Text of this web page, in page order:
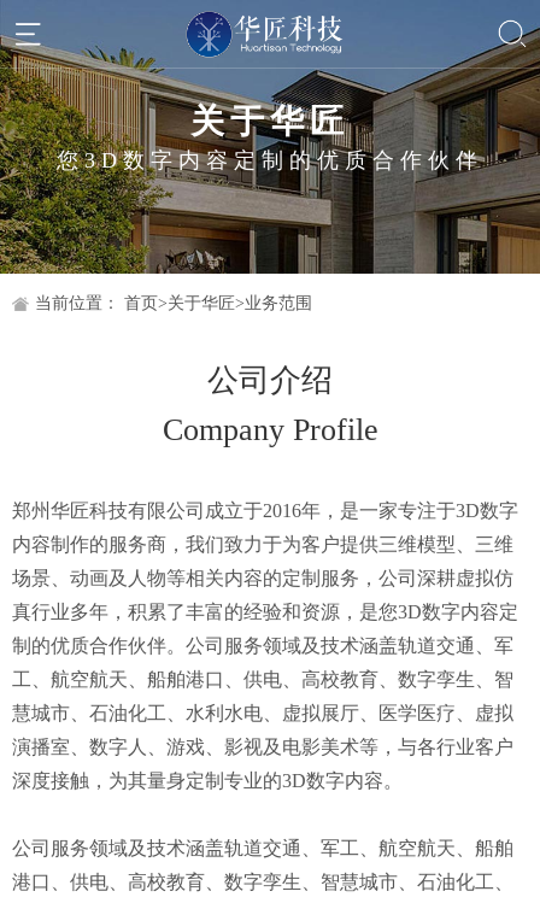
关于华匠
您3D数字内容定制的优质合作伙伴
当前位置： 首页>关于华匠>业务范围
公司介绍
Company Profile
郑州华匠科技有限公司成立于2016年，是一家专注于3D数字
内容制作的服务商，我们致力于为客户提供三维模型、三维
场景、动画及人物等相关内容的定制服务，公司深耕虚拟仿
真行业多年，积累了丰富的经验和资源，是您3D数字内容定
制的优质合作伙伴。公司服务领域及技术涵盖轨道交通、军
工、航空航天、船舶港口、供电、高校教育、数字孪生、智
慧城市、石油化工、水利水电、虚拟展厅、医学医疗、虚拟
演播室、数字人、游戏、影视及电影美术等，与各行业客户
深度接触，为其量身定制专业的3D数字内容。
公司服务领域及技术涵盖轨道交通、军工、航空航天、船舶
港口、供电、高校教育、数字孪生、智慧城市、石油化工、